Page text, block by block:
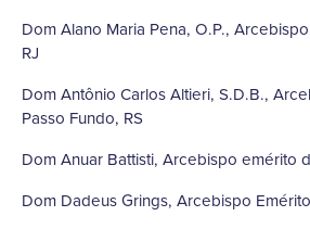
Dom Alano Maria Pena, O.P.,
RJ
Dom Antônio Carlos Altieri, S.D.B.,
Passo Fundo, RS
Dom Anuar Battisti, Arcebispo emérito
Dom Dadeus Grings, Arcebispo